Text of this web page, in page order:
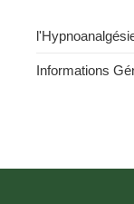
Informations